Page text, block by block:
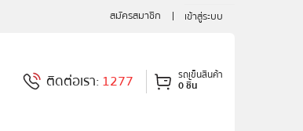
สมัครสมาชิก เข้าสู่ระบบ
ติดต่อเรา:1277 รถเข็นสินค้า
0 ชิ้น